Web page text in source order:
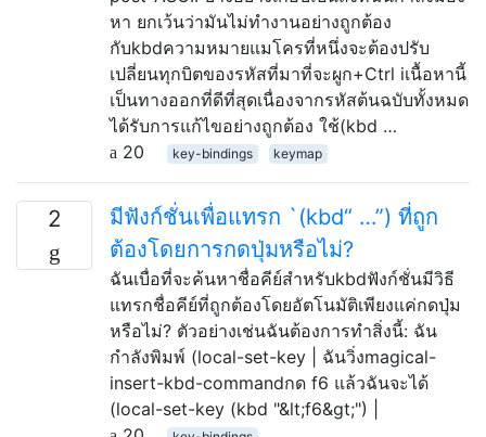
หา ยกเว้นว่ามันไม่ทำงานอย่างถูกต้อง
กับkbdความหมายแมโครที่หนึ่งจะต้องปรับ
เปลี่ยนทุกบิตของรหัสที่มาที่จะผูก+Ctrl iเนื้อหานี้
เป็นทางออกที่ดีที่สุดเนื่องจากรหัสต้นฉบับทั้งหมด
ได้รับการแก้ไขอย่างถูกต้อง ใช้(kbd …
20
key-bindings keymap
2
มีฟังก์ชั่นเพื่อแทรก `(kbd“ …”) ที่ถูก
ต้องโดยการกดปุ่มหรือไม่?
ฉันเบื่อที่จะค้นหาชื่อคีย์สำหรับkbdฟังก์ชั่นมีวิธี
แทรกชื่อคีย์ที่ถูกต้องโดยอัตโนมัติเพียงแค่กดปุ่ม
หรือไม่? ตัวอย่างเช่นฉันต้องการทำสิ่งนี้: ฉัน
กำลังพิมพ์ (local-set-key | ฉันวิ่งmagical-
insert-kbd-commandกด f6 แล้วฉันจะได้
(local-set-key (kbd "&lt;f6&gt;") |